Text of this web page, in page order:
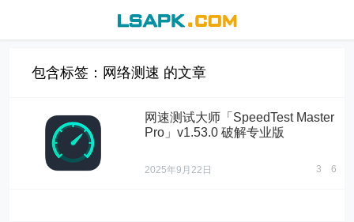
包含标签：网络测速 的文章
网速测试大师「SpeedTest Master
Pro」v1.53.0 破解专业版
2025年9月22日 3 6